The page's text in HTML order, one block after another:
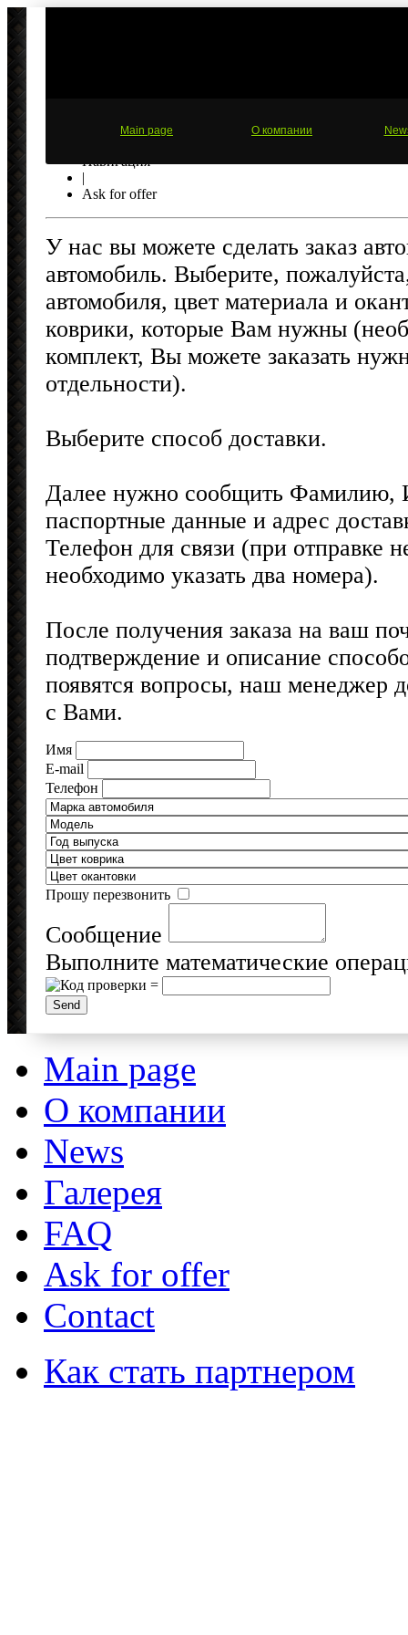
Main page О компании
Навигация
|
Ask for offer
У нас вы можете сделать заказ
автомобиль. Выберите,
автомобиля, цвет материала и
коврики, которые Вам нужны
комплект, Вы можете заказать
отдельности).
Выберите способ доставки.
Далее нужно сообщить Фамилию,
паспортные данные и адрес
Телефон для связи (при отправке
необходимо указать два номера).
После получения заказа на ваш
подтверждение и описание
появятся вопросы, наш менеджер
с Вами.
Имя
E-mail
Телефон
Прошу перезвонить
Сообщение
Выполните математические
=
Main page
О компании
News
Галерея
FAQ
Ask for offer
Contact
Как стать партнером